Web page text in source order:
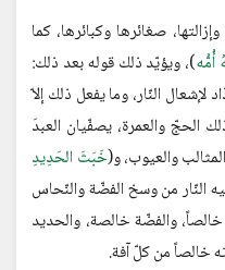
صغائرها وكبائرها، كما
أُمُّه)، ويؤيّد ذلك قوله بعد ذلك:
لإشعال النّار، وما يفعل ذلك إلاّ
الحجّ والعمرة، يصفّيان العبدَ
والعيوب، و(خَبَثَ الحَدِيدِ
النّار من وسخ الفضّة والنّحاس
والفضّة خالصة، والحديد
خالصاً من كلّ آفة.